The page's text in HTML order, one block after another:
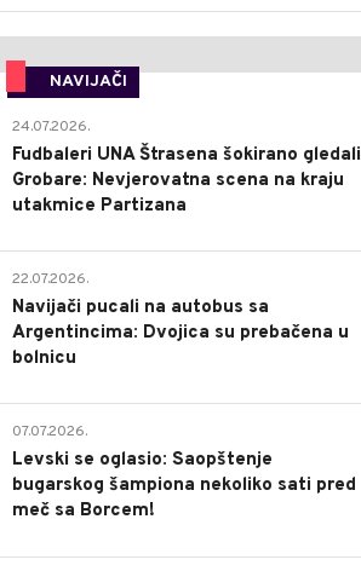
NAVIJAČI
24.07.2026.
Fudbaleri UNA Štrasena šokirano gledali
Grobare: Nevjerovatna scena na kraju
utakmice Partizana
22.07.2026.
Navijači pucali na autobus sa
Argentincima: Dvojica su prebačena u
bolnicu
07.07.2026.
Levski se oglasio: Saopštenje
bugarskog šampiona nekoliko sati pred
meč sa Borcem!